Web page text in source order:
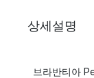
상세설명
브라반티아